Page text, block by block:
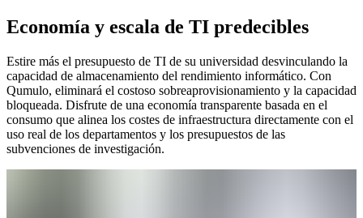
Economía y escala de TI predecibles
Estire más el presupuesto de TI de su universidad desvinculando la
capacidad de almacenamiento del rendimiento informático. Con
Qumulo, eliminará el costoso sobreaprovisionamiento y la capacidad
bloqueada. Disfrute de una economía transparente basada en el
consumo que alinea los costes de infraestructura directamente con el
uso real de los departamentos y los presupuestos de las
subvenciones de investigación.